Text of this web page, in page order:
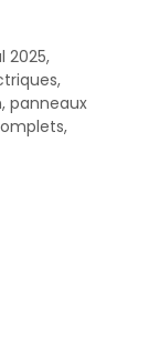
2025,
panneaux